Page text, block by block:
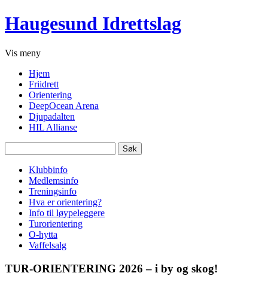
Haugesund Idrettslag
Vis meny
Hjem
Friidrett
Orientering
DeepOcean Arena
Djupadalten
HIL Allianse
etter:
Klubbinfo
Medlemsinfo
Treningsinfo
Hva er orientering?
Info til løypeleggere
Turorientering
O-hytta
Vaffelsalg
TUR-ORIENTERING 2026 – i by og skog!